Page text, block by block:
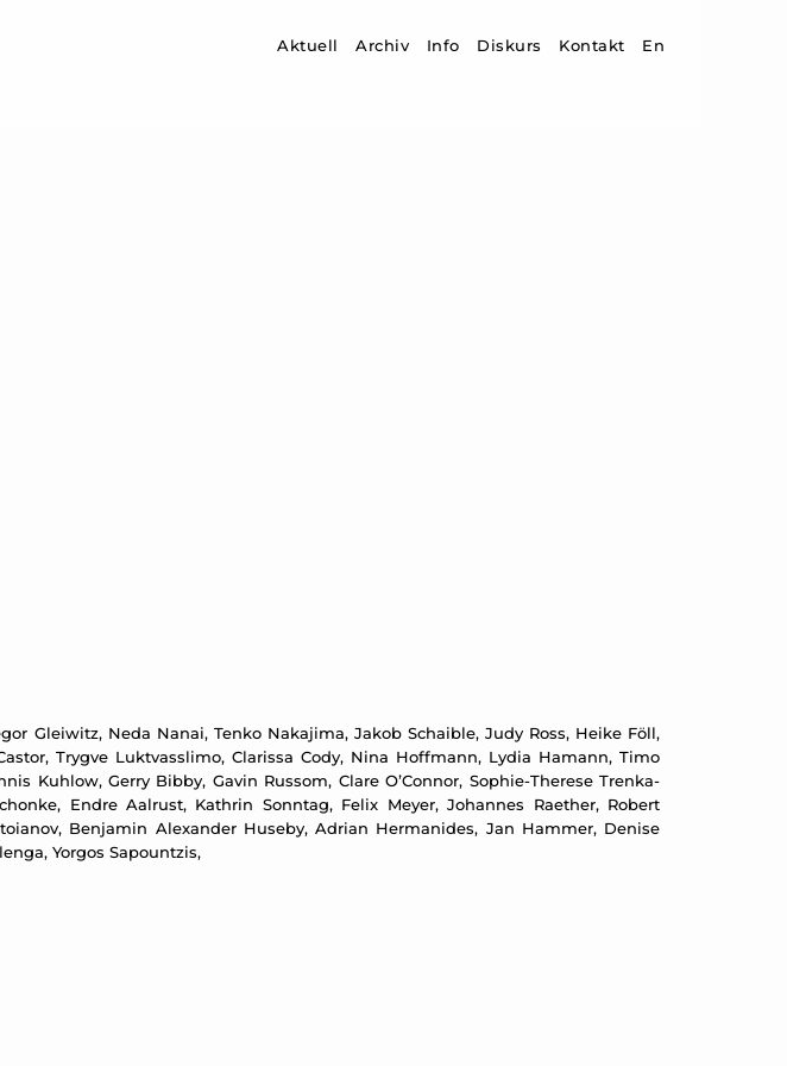
Aktuell Archiv Info Diskurs Kontakt En
Gleiwitz, Neda Nanai, Tenko Nakajima, Jakob Schaible, Judy Ross, Heike Föll,
Trygve Luktvasslimo, Clarissa Cody, Nina Hoffmann, Lydia Hamann, Timo
Kuhlow, Gerry Bibby, Gavin Russom, Clare O’Connor, Sophie-Therese Trenka-
Endre Aalrust, Kathrin Sonntag, Felix Meyer, Johannes Raether, Robert
Benjamin Alexander Huseby, Adrian Hermanides, Jan Hammer, Denise
Yorgos Sapountzis,